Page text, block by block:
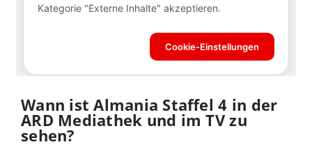
Wann ist Almania Staffel 4 in der
ARD Mediathek und im TV zu
sehen?